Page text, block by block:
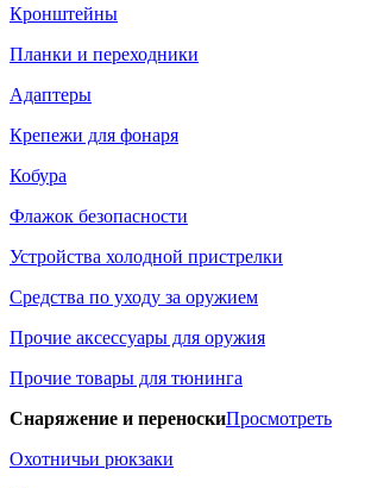
Кронштейны
Планки и переходники
Адаптеры
Крепежи для фонаря
Кобура
Флажок безопасности
Устройства холодной пристрелки
Средства по уходу за оружием
Прочие аксессуары для оружия
Прочие товары для тюнинга
Снаряжение и переноскиПросмотреть
Охотничьи рюкзаки